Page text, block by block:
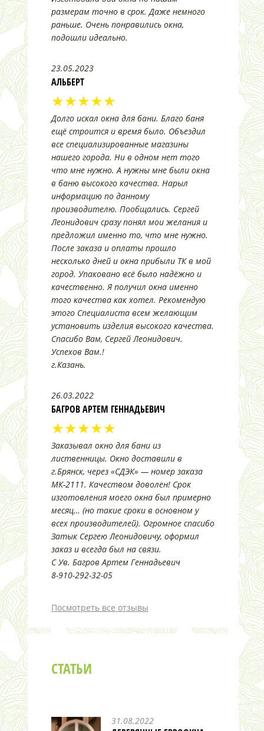
размерам точно в срок. Даже немного
раньше. Очень понравились окна,
подошли идеально.
23.05.2023
АЛЬБЕРТ
★★★★★
Долго искал окна для бани. Благо баня
ещё строится и время было. Объездил
все специализированные магазины
нашего города. Ни в одном нет того
что мне нужно. А нужны мне были окна
в баню высокого качества. Нарыл
информацию по данному
производителю. Пообщались. Сергей
Леонидович сразу понял мои желания и
предложил именно то, что мне нужно.
После заказа и оплаты прошло
несколько дней и окна прибыли ТК в мой
город. Упаковано всё было надёжно и
качественно. Я получил окна именно
того качества как хотел. Рекомендую
этого Специалиста всем желающим
установить изделия высокого качества.
Спасибо Вам, Сергей Леонидович.
Успехов Вам.!
г.Казань.
26.03.2022
БАГРОВ АРТЕМ ГЕННАДЬЕВИЧ
★★★★★
Заказывал окно для бани из
лиственницы. Окно доставили в
г.Брянск, через «СДЭК» — номер заказа
МК-2111. Качеством доволен! Срок
изготовления моего окна был примерно
месяц… (но такие сроки в основном у
всех производителей). Огромное спасибо
Затык Сергею Леонидовичу, оформил
заказ и всегда был на связи.
С Ув. Багров Артем Геннадьевич
8-910-292-32-05
Посмотреть все отзывы
СТАТЬИ
31.08.2022